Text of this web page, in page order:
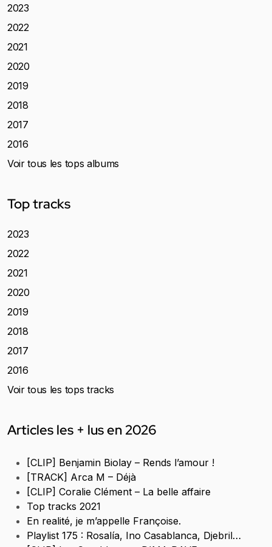
2023
2022
2021
2020
2019
2018
2017
2016
Voir tous les tops albums
Top tracks
2023
2022
2021
2020
2019
2018
2017
2016
Voir tous les tops tracks
Articles les + lus en 2026
[CLIP] Benjamin Biolay – Rends l’amour !
[TRACK] Arca M – Déjà
[CLIP] Coralie Clément – La belle affaire
Top tracks 2021
En realité, je m’appelle Françoise.
Playlist 175 : Rosalía, Ino Casablanca, Djebril…